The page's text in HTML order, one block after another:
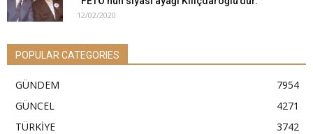
12/02/2020
POPULAR CATEGORIES
GÜNDEM
7954
GÜNCEL
4271
TÜRKİYE
3742